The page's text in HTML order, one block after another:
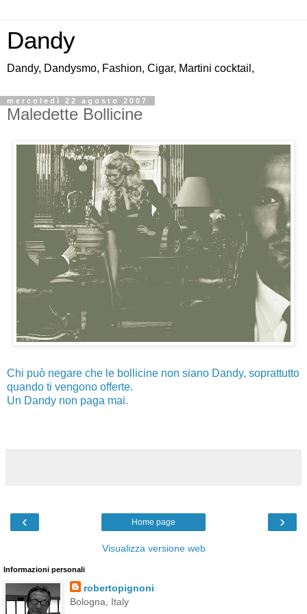
Dandy
Dandy, Dandysmo, Fashion, Cigar, Martini cocktail,
mercoledì 22 agosto 2007
Maledette Bollicine
Chi può negare che le bollicine non siano Dandy, soprattutto
quando ti vengono offerte.
Un Dandy non paga mai.
‹ ›
Home page
Visualizza versione web
Informazioni personali
robertopignoni
Bologna, Italy